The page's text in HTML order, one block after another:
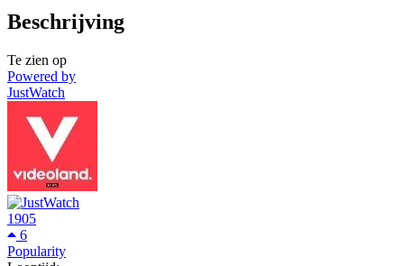
Beschrijving
Te zien op
Powered by
JustWatch
1905
6
Popularity